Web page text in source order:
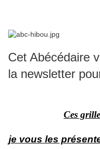
Cet Abécédaire
la newsletter
Ces
je vous les